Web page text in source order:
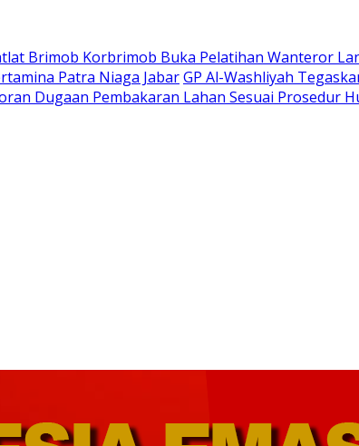
Brimob Korbrimob Buka Pelatihan Wanteror
Patra Niaga JabarGP Al-Washliyah
Dugaan Pembakaran Lahan Sesuai Prosedur